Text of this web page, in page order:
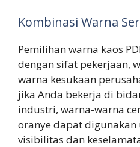
Kombinasi Warna
Pemilihan warna kaos
dengan sifat pekerjaan,
warna kesukaan
jika Anda bekerja di
industri, warna-warna
oranye dapat
visibilitas dan